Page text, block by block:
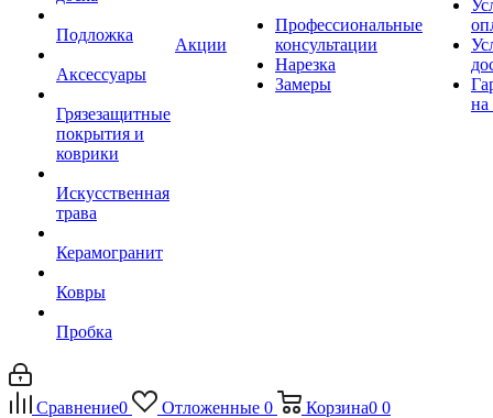
Подложка
Аксессуары
Грязезащитные
покрытия и
коврики
Искусственная
трава
Керамогранит
Ковры
Пробка
Акции
Профессиональные
консультации
Нарезка
Замеры
на
Сравнение0 Отложенные 0 Корзина0 0